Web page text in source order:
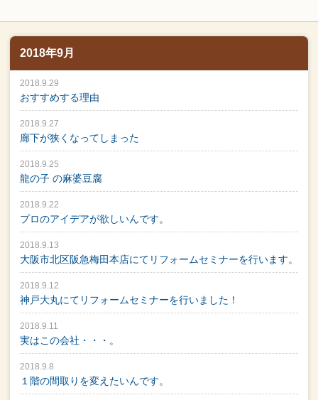
2018年9月
2018.9.29
おすすめする理由
2018.9.27
廊下が狭くなってしまった
2018.9.25
龍の子 の麻婆豆腐
2018.9.22
プロのアイデアが欲しいんです。
2018.9.13
大阪市北区阪急梅田本店にてリフォームセミナーを行います。
2018.9.12
神戸大丸にてリフォームセミナーを行いました！
2018.9.11
実はこの会社・・・。
2018.9.8
１階の間取りを変えたいんです。